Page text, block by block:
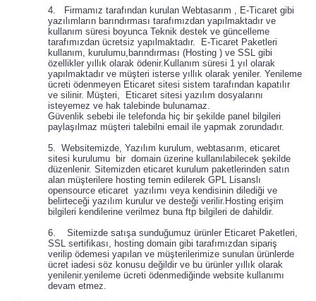
4. Firmamız tarafından kurulan Webtasarım , E-Ticaret gibi
yazılımların barındırması tarafımızdan yapılmaktadır ve
kullanım süresi boyunca Teknik destek ve güncelleme
tarafımızdan ücretsiz yapılmaktadır. E-Ticaret Paketleri
kullanım, kurulumu,barındırması (Hosting ) ve SSL gibi
özellikler yıllık olarak ödenir.Kullanım süresi 1 yıl olarak
yapılmaktadır ve müşteri isterse yıllık olarak yeniler. Yenileme
ücreti ödenmeyen Eticaret sitesi sistem tarafından kapatılır
ve silinir. Müşteri, Eticaret sitesi yazılım dosyalarını
isteyemez ve hak talebinde bulunamaz.
Güvenlik sebebi ile telefonda hiç bir şekilde panel bilgileri
paylaşılmaz müşteri talebilni email ile yapmak zorundadır.
5. Websitemizde, Yazılım kurulum, webtasarım, eticaret
sitesi kurulumu bir domain üzerine kullanılabilecek şekilde
düzenlenir. Sitemizden eticaret kurulum paketlerinden satın
alan müşterilere hosting temin edilerek GPL Lisanslı
opensource eticaret yazılımı veya kendisinin dilediği ve
belirteceği yazılım kurulur ve desteği verilir.Hosting erişim
bilgileri kendilerine verilmez buna ftp bilgileri de dahildir.
6. Sitemizde satışa sunduğumuz ürünler Eticaret Paketleri,
SSL sertifikası, hosting domain gibi tarafımızdan sipariş
verilip ödemesi yapılan ve müşterilerimize sunulan ürünlerde
ücret iadesi söz konusu değildir ve bu ürünler yıllık olarak
yenilenir.yenileme ücreti ödenmediğinde website kullanımı
devam etmez.